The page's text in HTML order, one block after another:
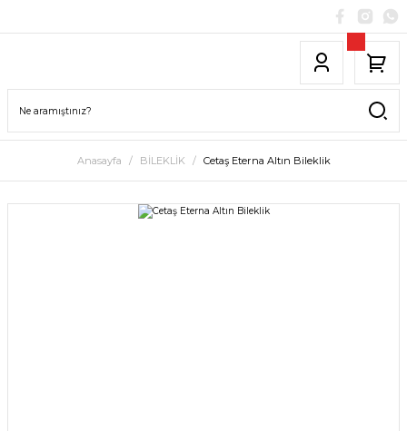
Anasayfa BİLEKLİK Cetaş Eterna Altın Bileklik